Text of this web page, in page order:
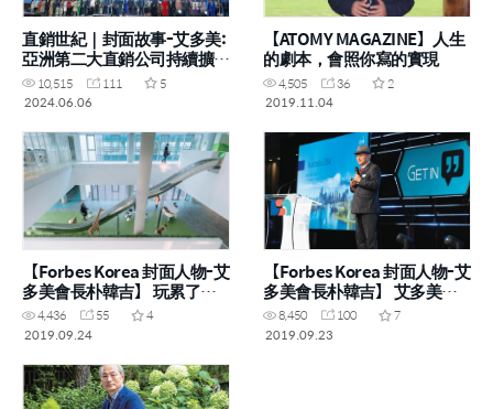
直銷世紀｜封面故事-艾多美:
亞洲第二大直銷公司持續擴張
全球版圖
10,515 111
5
2024.06.06
【ATOMY MAGAZINE】人生
的劇本，會照你寫的實現
4,505 36
2
2019.11.04
【Forbes Korea 封面人物-艾
多美會長朴韓吉】 玩累了再
工作吧
4,436 55
4
2019.09.24
【Forbes Korea 封面人物-艾
多美會長朴韓吉】 艾多美看
見「大商機」
8,450 100
7
2019.09.23